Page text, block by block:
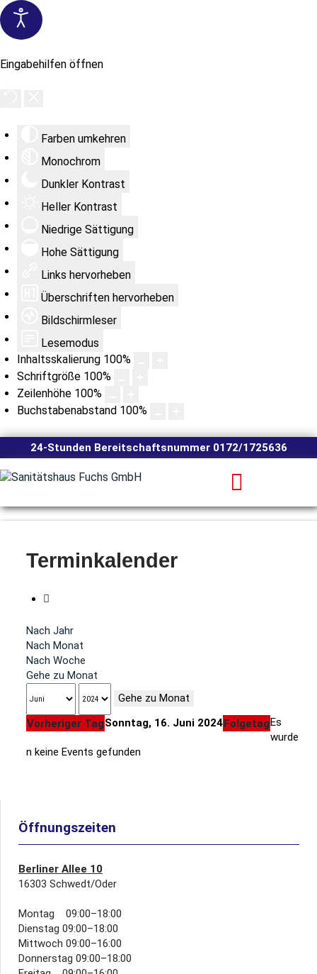
Eingabehilfen öffnen
Farben umkehren
Monochrom
Dunkler Kontrast
Heller Kontrast
Niedrige Sättigung
Hohe Sättigung
Links hervorheben
Überschriften hervorheben
Bildschirmleser
Lesemodus
Inhaltsskalierung 100%
Schriftgröße 100%
Zeilenhöhe 100%
Buchstabenabstand 100%
24-Stunden Bereitschaftsnummer 0172/1725636
Terminkalender
Nach Jahr
Nach Monat
Nach Woche
Gehe zu Monat
Gehe zu Monat
Vorheriger TagSonntag, 16. Juni 2024FolgetagEs
wurde
n keine Events gefunden
Öffnungszeiten
Berliner Allee 10
16303 Schwedt/Oder
Montag 09:00–18:00
Dienstag 09:00–18:00
Mittwoch 09:00–16:00
Donnerstag 09:00–18:00